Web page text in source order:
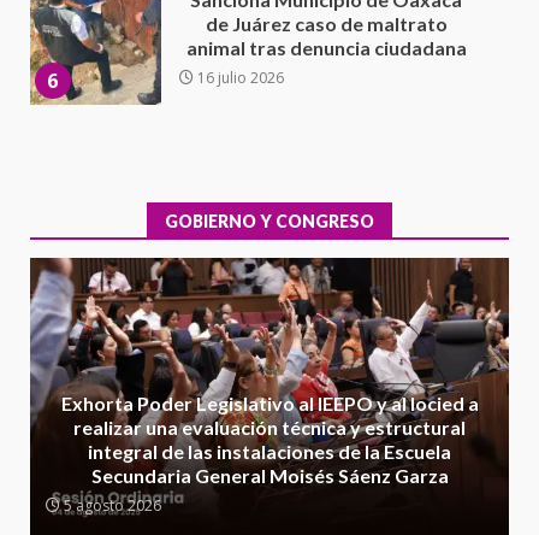
7
Detienen a Ernesto Ruffo en Baja
California; FGR lo investiga por
presuntos delitos de
delincuencia organizada y
1
extraordinario de Santiago
Xanica: Jesús Romero
7 agosto 2026
Exhorta Poder Legislativo al
IEEPO y al Iocied a realizar una
evaluación técnica y estructural
integral de las instalaciones de la
Escuela Secundaria General
Moisés Sáenz Garza
5 agosto 2026
Ciudad Salud: justicia social para
GOBIERNO Y CONGRESO
Exhorta Poder Legislativo al IEEPO y al Iocied a
realizar una evaluación técnica y estructural
integral de las instalaciones de la Escuela
Secundaria General Moisés Sáenz Garza
5 agosto 2026